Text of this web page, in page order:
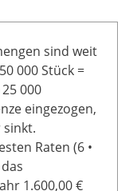
sind weit
000 Stück =
000
eingezogen,
Raten (6 •
1.600,00 €